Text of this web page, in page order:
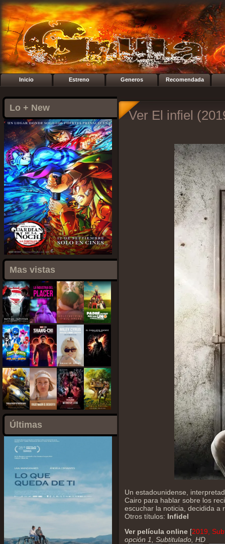
Inicio Estreno Generos Recomendada
Lo + New
Mas vistas
Últimas
Ver El infiel
Un estadounidense,
Cairo para hablar sobre los
escuchar la noticia, decidida a
Otros títulos: Infidel
Ver película online [2019,
opción 1, Subtitulado, HD